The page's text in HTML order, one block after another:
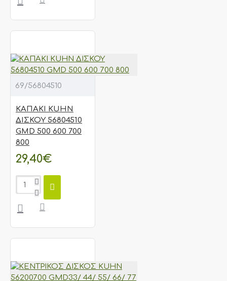
69/56804510
ΚΑΠΑΚΙ KUHN
ΔΙΣΚΟΥ 56804510
GMD 500 600 700
800
29,40€